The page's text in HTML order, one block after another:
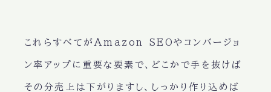
これらすべてがAmazon SEOやコンバージョ
ン率アップに重要な要素で、どこかで手を抜けば
その分売上は下がりますし、しっかり作り込めば